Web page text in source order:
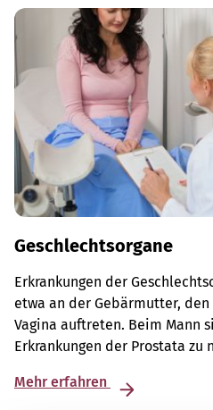
Geschlechtsorgane
Erkrankungen der
etwa an der Gebärmutter,
Vagina auftreten. Beim Mann
Erkrankungen der Prostata zu
Mehr erfahren